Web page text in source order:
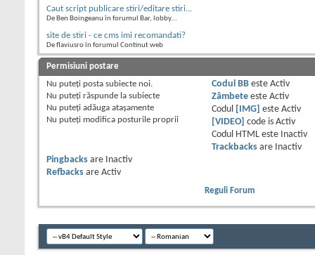
Caut script publicare stiri/editare stiri...
De Ben Boingeanu în forumul Bar, lobby...
site de stiri - ce cms imi recomandati?
De flaviusro în forumul Continut web
Permisiuni postare
Nu puteţi posta subiecte noi.
Nu puteţi răspunde la subiecte
Nu puteţi adăuga ataşamente
Nu puteţi modifica posturile proprii
Codul BBeste Activ
Zâmbeteeste Activ
Codul
[IMG] este Activ
[VIDEO]
code is Activ
Codul HTML este
Inactiv
Trackbacksare
Inactiv
Pingbacks are
Inactiv
Refbacks are Activ
Reguli Forum